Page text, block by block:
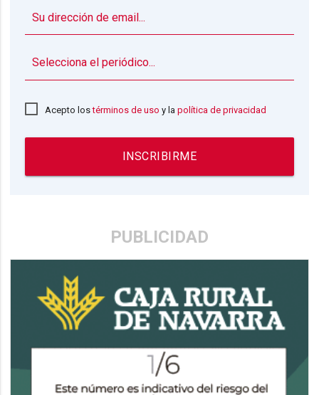
Acepto lostérminos de uso y lapolítica de privacidad
INSCRIBIRME
PUBLICIDAD